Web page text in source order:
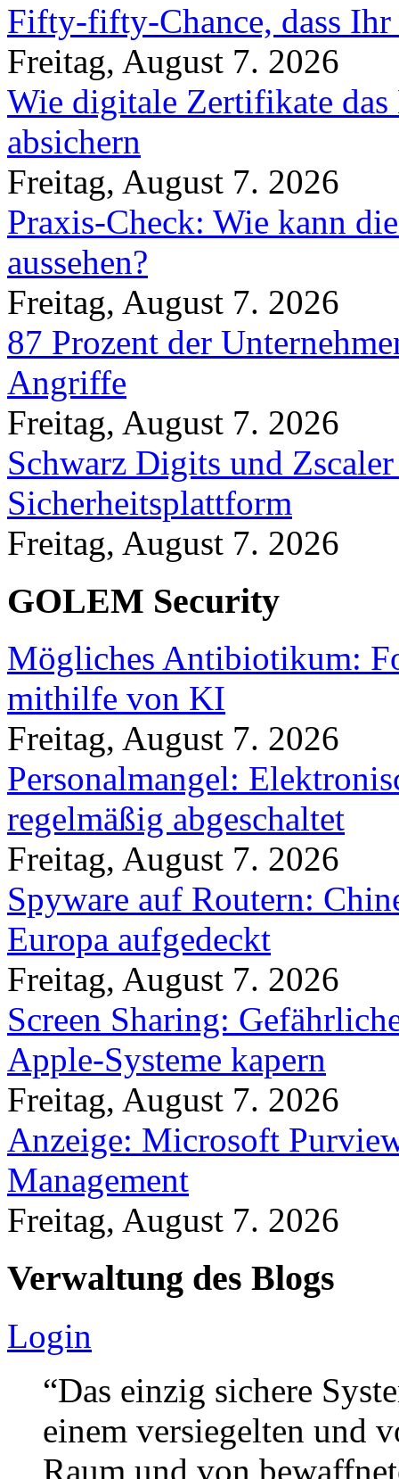
Fifty-fifty-Chance, dass
Freitag, August 7. 2026
Wie digitale Zertifikate
absichern
Freitag, August 7. 2026
Praxis-Check: Wie kann
aussehen?
Freitag, August 7. 2026
87 Prozent der
Angriffe
Freitag, August 7. 2026
Schwarz Digits und
Sicherheitsplattform
Freitag, August 7. 2026
GOLEM Security
Mögliches Antibiotikum:
mithilfe von KI
Freitag, August 7. 2026
Personalmangel:
regelmäßig abgeschaltet
Freitag, August 7. 2026
Spyware auf Routern:
Europa aufgedeckt
Freitag, August 7. 2026
Screen Sharing:
Apple-Systeme kapern
Freitag, August 7. 2026
Anzeige: Microsoft
Management
Freitag, August 7. 2026
Verwaltung des Blogs
Login
“Das einzig sichere
einem versiegelten und
Raum und von